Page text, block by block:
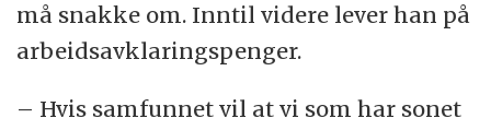
må snakke om. Inntil videre lever han på
arbeidsavklaringspenger.
– Hvis samfunnet vil at vi som har sonet